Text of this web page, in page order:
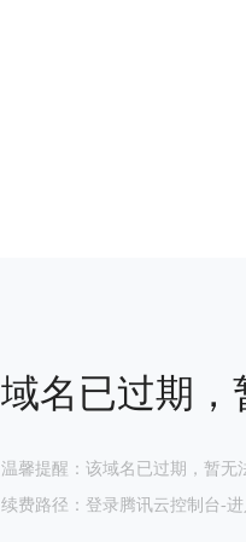
域名已过期，
温馨提醒：该域名已过期，暂无
续费路径：登录腾讯云控制台-